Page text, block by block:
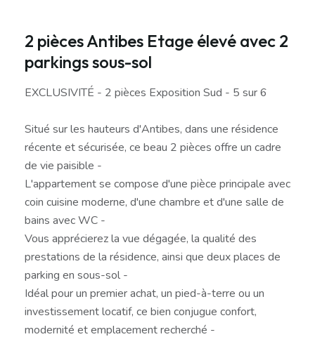
2 pièces Antibes Etage élevé avec 2
parkings sous-sol
EXCLUSIVITÉ - 2 pièces Exposition Sud - 5 sur 6
Situé sur les hauteurs d'Antibes, dans une résidence
récente et sécurisée, ce beau 2 pièces offre un cadre
de vie paisible -
L'appartement se compose d'une pièce principale avec
coin cuisine moderne, d'une chambre et d'une salle de
bains avec WC -
Vous apprécierez la vue dégagée, la qualité des
prestations de la résidence, ainsi que deux places de
parking en sous-sol -
Idéal pour un premier achat, un pied-à-terre ou un
investissement locatif, ce bien conjugue confort,
modernité et emplacement recherché -